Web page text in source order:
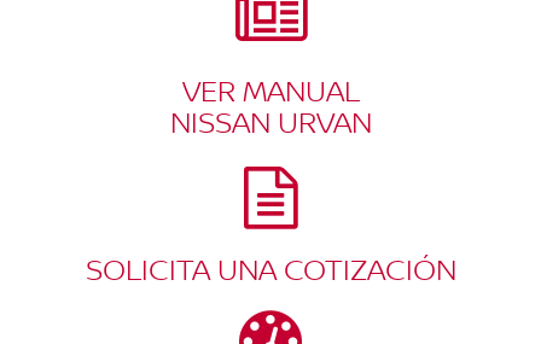
VER MANUAL
NISSAN URVAN
SOLICITA UNA COTIZACIÓN